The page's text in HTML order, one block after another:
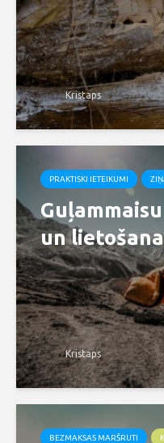
Kristaps
PRAKTISKI IETEIKUMI
un lietošana
Kristaps
BEZMAKSAS MARŠRUTI